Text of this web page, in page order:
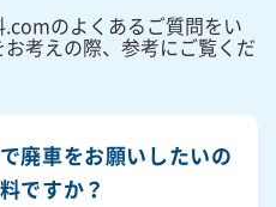
のよくあるご質問をい
考えの際、参考にご覧くだ
廃車をお願いしたいの
ですか？